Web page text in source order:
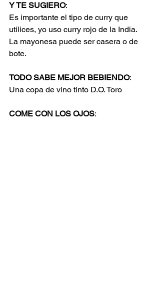
Y TE SUGIERO:
Es importante el tipo de curry que
utilices, yo uso curry rojo de la India.
La mayonesa puede ser casera o de
bote.
TODO SABE MEJOR BEBIENDO:
Una copa de vino tinto D.O. Toro
COME CON LOS OJOS: